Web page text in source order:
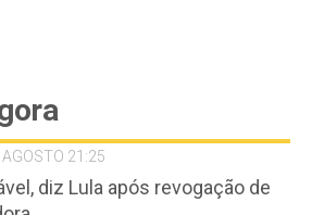
21:25
diz Lula após revogação de